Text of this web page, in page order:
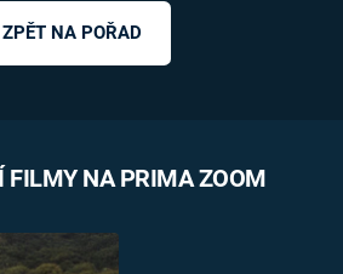
ZPĚT NA POŘAD
FILMY NA PRIMA ZOOM